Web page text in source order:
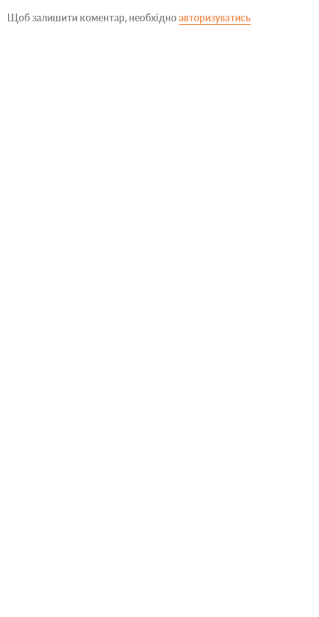
Щоб залишити коментар, необхідноавторизуватись